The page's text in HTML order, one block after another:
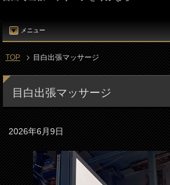
メニュー
TOP 目白出張マッサージ
目白出張マッサージ
2026年6月9日